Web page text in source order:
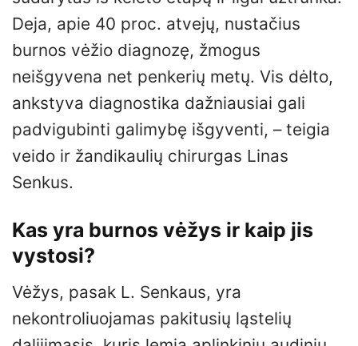
Deja, apie 40 proc. atvejų, nustačius
burnos vėžio diagnozę, žmogus
neišgyvena net penkerių metų. Vis dėlto,
ankstyva diagnostika dažniausiai gali
padvigubinti galimybę išgyventi, – teigia
veido ir žandikaulių chirurgas Linas
Senkus.
Kas yra burnos vėžys ir kaip jis
vystosi?
Vėžys, pasak L. Senkaus, yra
nekontroliuojamas pakitusių ląstelių